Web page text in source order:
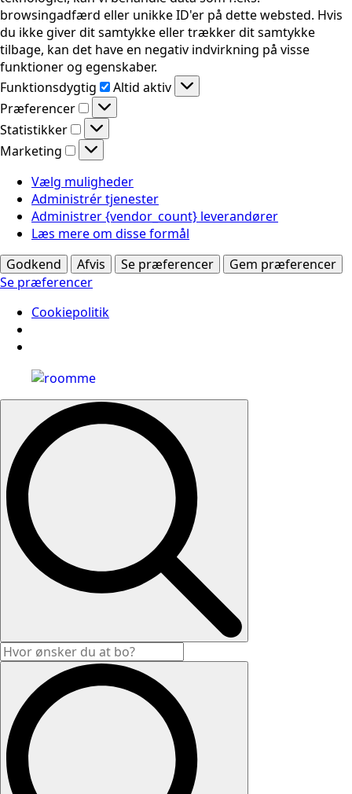
browsingadfærd eller unikke ID'er på dette websted. Hvis
du ikke giver dit samtykke eller trækker dit samtykke
tilbage, kan det have en negativ indvirkning på visse
funktioner og egenskaber.
Funktionsdygtig
Funktionsdygtig
Altid aktiv
Præferencer
Præferencer
Statistikker
Statistikker
Marketing
Marketing
Vælg muligheder
Administrér tjenester
Administrer {vendor_count} leverandører
Læs mere om disse formål
Godkend
Afvis Se præferencer
Gem præferencer
Se præferencer
Cookiepolitik
Search